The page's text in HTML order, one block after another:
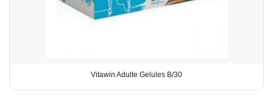
Vitawin Adulte Gelules B/30